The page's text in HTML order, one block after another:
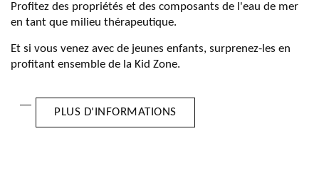
Profitez des propriétés et des composants de l'eau de mer
en tant que milieu thérapeutique.
Et si vous venez avec de jeunes enfants, surprenez-les en
profitant ensemble de la Kid Zone.
PLUS D'INFORMATIONS